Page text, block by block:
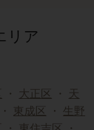
リア
・ 大正区 ・
天
・ 東成区 ・ 生野